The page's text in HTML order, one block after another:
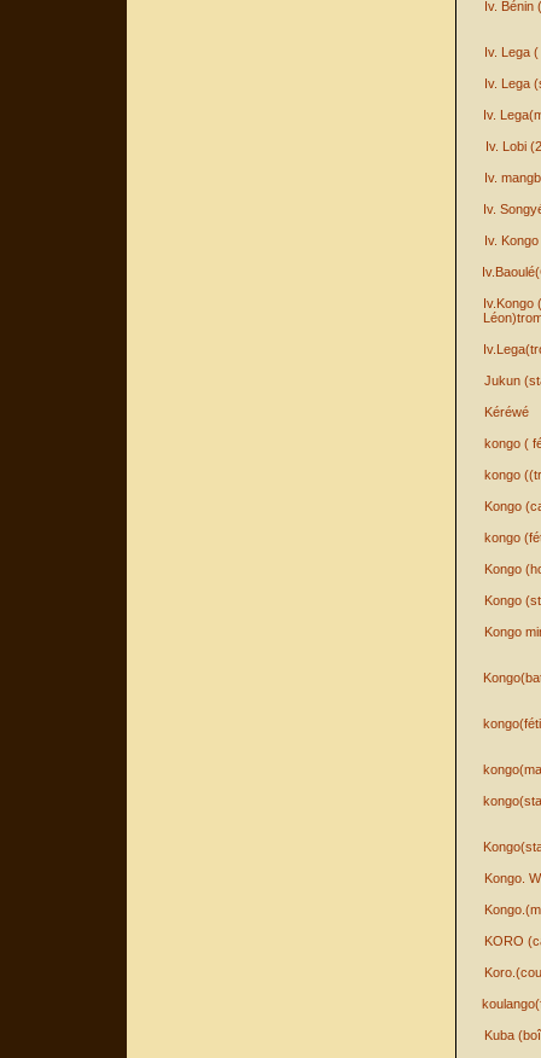
Iv. Bénin
Iv. Lega
Iv. Lega
Iv.
Iv. Lobi
Iv.
Iv.
Iv.
Iv.Kongo
Jukun
Kéréwé
kongo (
kongo
Kongo
kongo
Kongo
Kongo
Kongo
Kongo.
KORO
Kuba